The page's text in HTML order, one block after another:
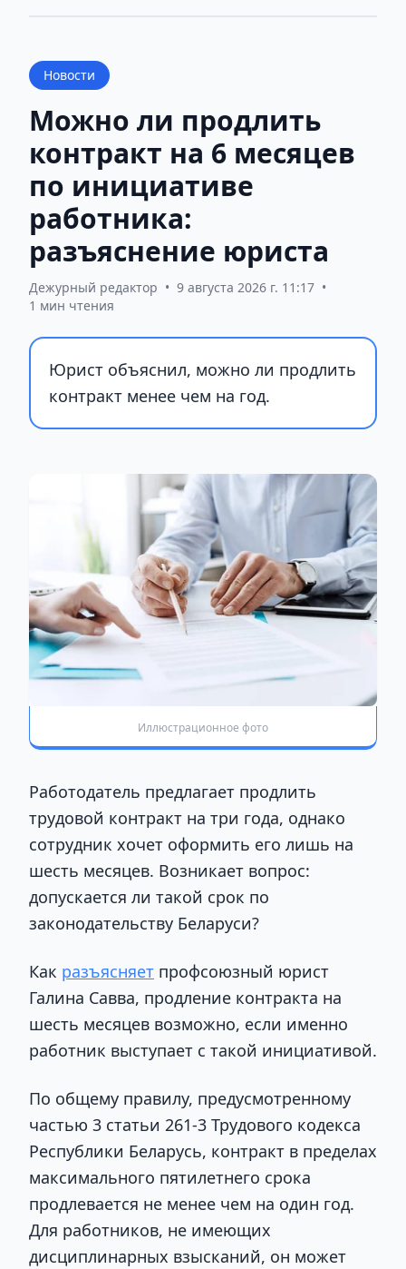
Новости
Можно ли продлить
контракт на 6 месяцев
по инициативе
работника:
разъяснение юриста
Дежурный редактор • 9 августа 2026 г. 11:17 •
1 мин чтения
Юрист объяснил, можно ли продлить
контракт менее чем на год.
Иллюстрационное фото
Работодатель предлагает продлить
трудовой контракт на три года, однако
сотрудник хочет оформить его лишь на
шесть месяцев. Возникает вопрос:
допускается ли такой срок по
законодательству Беларуси?
Как разъясняет профсоюзный юрист
Галина Савва, продление контракта на
шесть месяцев возможно, если именно
работник выступает с такой инициативой.
По общему правилу, предусмотренному
частью 3 статьи 261-3 Трудового кодекса
Республики Беларусь, контракт в пределах
максимального пятилетнего срока
продлевается не менее чем на один год.
Для работников, не имеющих
дисциплинарных взысканий, он может